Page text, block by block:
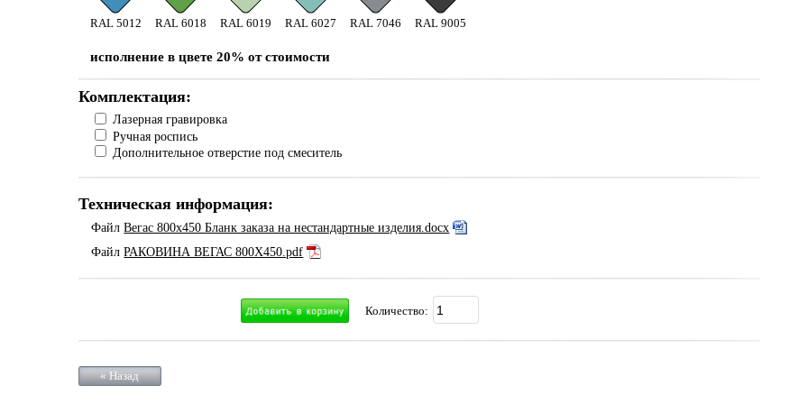
RAL 5012 RAL 6018 RAL 6019 RAL 6027 RAL 7046 RAL 9005
исполнение в цвете 20% от стоимости
Комплектация:
Лазерная гравировка
Ручная роспись
Дополнительное отверстие под смеситель
Техническая информация:
ФайлВегас 800х450 Бланк заказа на нестандартные изделия.docx
ФайлРАКОВИНА ВЕГАС 800Х450.pdf
Количество:
« Назад